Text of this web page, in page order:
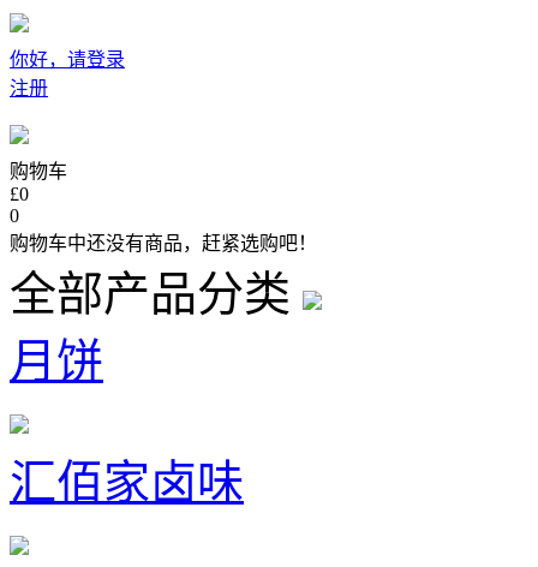
你好，请登录
注册
购物车
£0
0
购物车中还没有商品，赶紧选购吧！
全部产品分类
月饼
汇佰家卤味